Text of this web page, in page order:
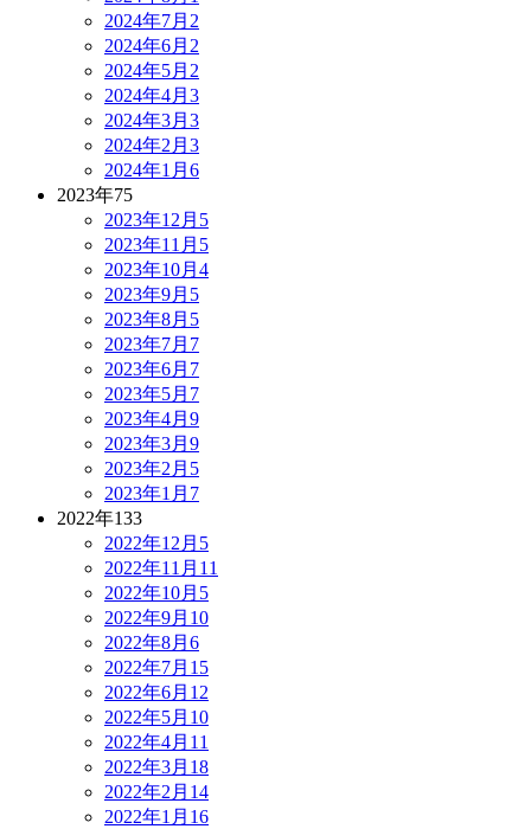
2024年7月 2
2024年6月 2
2024年5月 2
2024年4月 3
2024年3月 3
2024年2月 3
2024年1月 6
2023年75
2023年12月 5
2023年11月 5
2023年10月 4
2023年9月 5
2023年8月 5
2023年7月 7
2023年6月 7
2023年5月 7
2023年4月 9
2023年3月 9
2023年2月 5
2023年1月 7
2022年133
2022年12月 5
2022年11月 11
2022年10月 5
2022年9月 10
2022年8月 6
2022年7月 15
2022年6月 12
2022年5月 10
2022年4月 11
2022年3月 18
2022年2月 14
2022年1月 16